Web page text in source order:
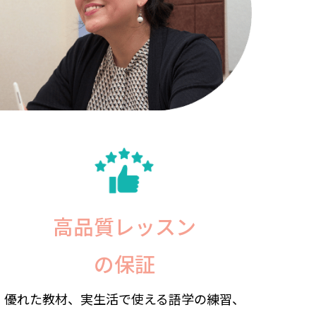
高品質レッスン
の保証
優れた教材、実生活で使える語学の練習、